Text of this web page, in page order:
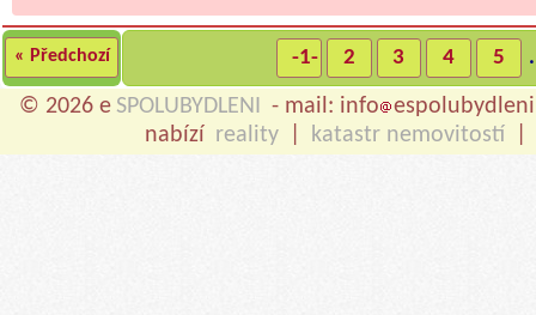
« Předchozí -1- 2 3 4 5
© 2026 e SPOLUBYDLENI - mail: info
nabízí reality katastr nemovitostí